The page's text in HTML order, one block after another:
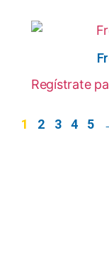
Regístrate
1 2 3 4 5